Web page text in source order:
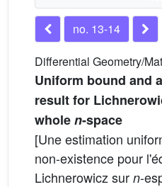
no. 13-14
Differential Geometry/
Uniform bound and
result for
wholen-space
[Une estimation
non-existence pour
Lichnerowicz sur n-